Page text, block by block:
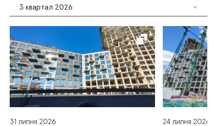
3 квартал 2026
31 липня 2026 24 липня 2026